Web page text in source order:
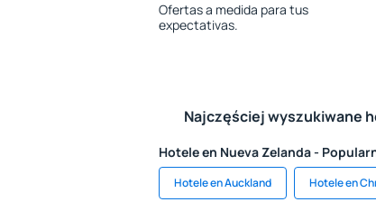
Ofertas a medida para tus
expectativas.
Najczęściej wyszukiwane
Hotele en Nueva Zelanda -
Hotele en Auckland Hotele en